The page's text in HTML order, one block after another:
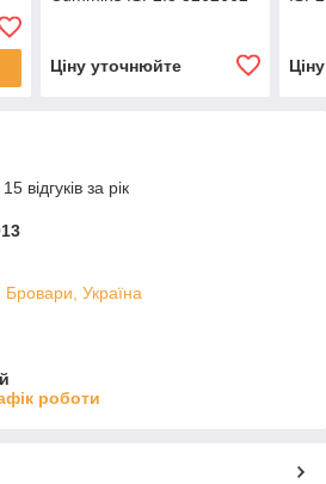
Ціну уточнюйте
відгуків за рік
Бровари, Україна
роботи